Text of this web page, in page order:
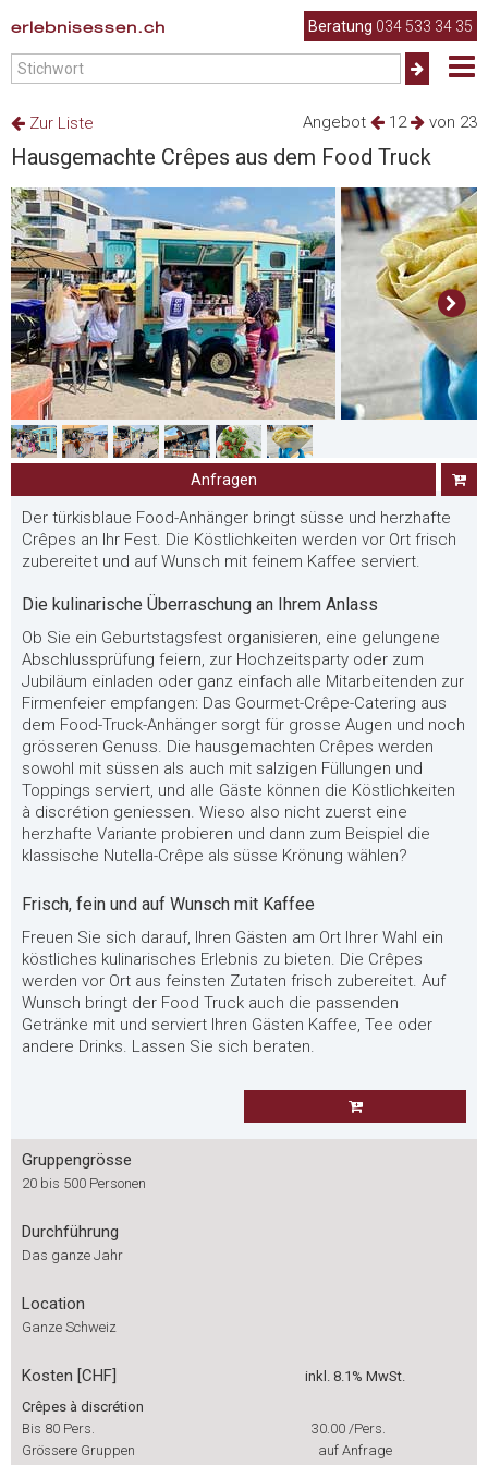
erlebnisessen.ch Beratung 034 533 34 35
Angebot 12 von 23
Zur Liste
Hausgemachte Crêpes aus dem Food Truck
Anfragen
Der türkisblaue Food-Anhänger bringt süsse und herzhafte
Crêpes an Ihr Fest. Die Köstlichkeiten werden vor Ort frisch
zubereitet und auf Wunsch mit feinem Kaffee serviert.
Die kulinarische Überraschung an Ihrem Anlass
Ob Sie ein Geburtstagsfest organisieren, eine gelungene
Abschlussprüfung feiern, zur Hochzeitsparty oder zum
Jubiläum einladen oder ganz einfach alle Mitarbeitenden zur
Firmenfeier empfangen: Das Gourmet-Crêpe-Catering aus
dem Food-Truck-Anhänger sorgt für grosse Augen und noch
grösseren Genuss. Die hausgemachten Crêpes werden
sowohl mit süssen als auch mit salzigen Füllungen und
Toppings serviert, und alle Gäste können die Köstlichkeiten
à discrétion geniessen. Wieso also nicht zuerst eine
herzhafte Variante probieren und dann zum Beispiel die
klassische Nutella-Crêpe als süsse Krönung wählen?
Frisch, fein und auf Wunsch mit Kaffee
Freuen Sie sich darauf, Ihren Gästen am Ort Ihrer Wahl ein
köstliches kulinarisches Erlebnis zu bieten. Die Crêpes
werden vor Ort aus feinsten Zutaten frisch zubereitet. Auf
Wunsch bringt der Food Truck auch die passenden
Getränke mit und serviert Ihren Gästen Kaffee, Tee oder
andere Drinks. Lassen Sie sich beraten.
Gruppengrösse
20 bis 500 Personen
Durchführung
Das ganze Jahr
Location
Ganze Schweiz
Kosten [CHF]
inkl. 8.1% MwSt.
Crêpes à discrétion
Bis 80 Pers.
30.00 /Pers.
Grössere Gruppen
auf Anfrage